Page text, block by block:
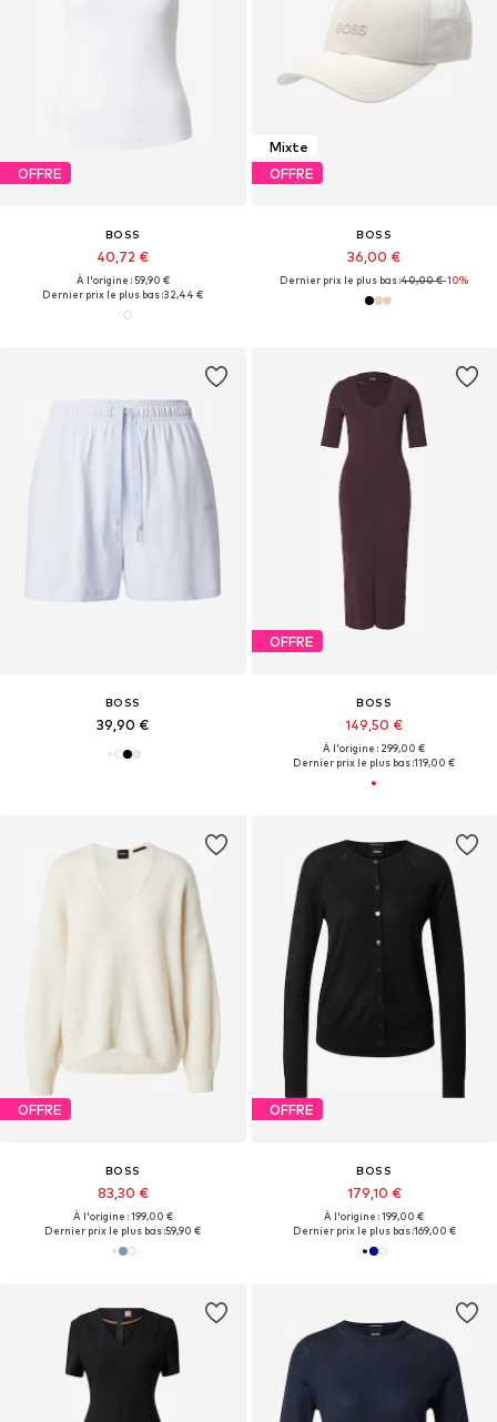
OFFRE
BOSS
40,72 €
À l'origine : 59,90 €
Dernier prix le plus bas :32,44 €
Mixte
OFFRE
BOSS
36,00 €
Dernier prix le plus bas :40,00 €-10%
BOSS
39,90 €
OFFRE
BOSS
149,50 €
À l'origine : 299,00 €
Dernier prix le plus bas :119,00 €
OFFRE
BOSS
83,30 €
À l'origine : 199,00 €
Dernier prix le plus bas :59,90 €
OFFRE
BOSS
179,10 €
À l'origine : 199,00 €
Dernier prix le plus bas :169,00 €